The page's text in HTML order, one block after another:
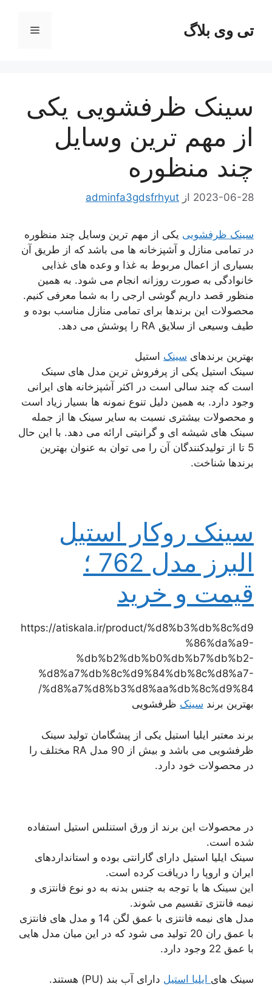
محتواتی وی بلاگ فهرست
سینک ظرفشویی یکی
از مهم ترین وسایل
چند منظوره
2023-06-28 از adminfa3gdsfrhyut
سینک ظرفشویی یکی از مهم ترین وسایل چند منظوره
در تمامی منازل و آشپزخانه ها می باشد که از طریق آن
بسیاری از اعمال مربوط به غذا و وعده های غذایی
خانوادگی به صورت روزانه انجام می شود. به همین
منظور قصد داریم گوشی ارجی را به شما معرفی کنیم.
محصولات این برندها برای تمامی منازل مناسب بوده و
طیف وسیعی از سلایق RA را پوشش می دهد.
بهترین برندهای سینک استیل
سینک استیل یکی از پرفروش ترین مدل های سینک
است که چند سالی است در اکثر آشپزخانه های ایرانی
وجود دارد. به همین دلیل تنوع نمونه ها بسیار زیاد است
و محصولات بیشتری نسبت به سایر سینک ها از جمله
سینک های شیشه ای و گرانیتی ارائه می دهد. با این حال
5 تا از تولیدکنندگان آن را می توان به عنوان بهترین
برندها شناخت.
سینک روکار استیل
البرز مدل 762 ؛
قیمت و خرید
https://atiskala.ir/product/%d8%b3%db%8c%d9
%86%da%a9-
%db%b2%db%b0%db%b7%db%b2-
%d8%a7%db%8c%d9%84%db%8c%d8%a7-
%d8%a7%d8%b3%d8%aa%db%8c%d9%84/
بهترین برند سینک ظرفشویی
برند معتبر ایلیا استیل یکی از پیشگامان تولید سینک
ظرفشویی می باشد و بیش از 90 مدل RA مختلف را
در محصولات خود دارد.
در محصولات این برند از ورق استنلس استیل استفاده
شده است.
سینک ایلیا استیل دارای گارانتی بوده و استانداردهای
ایران و اروپا را دریافت کرده است.
این سینک ها با توجه به جنس بدنه به دو نوع فانتزی و
نیمه فانتزی تقسیم می شوند.
مدل های نیمه فانتزی با عمق لگن 14 و مدل های فانتزی
با عمق ران 20 تولید می شود که در این میان مدل هایی
با عمق 22 وجود دارد.
سینک های ایلیا استیل دارای آب بند (PU) هستند.